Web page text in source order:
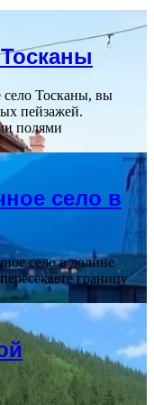
Тосканы, вы
пейзажей.
полями
село в
село в долине
границу